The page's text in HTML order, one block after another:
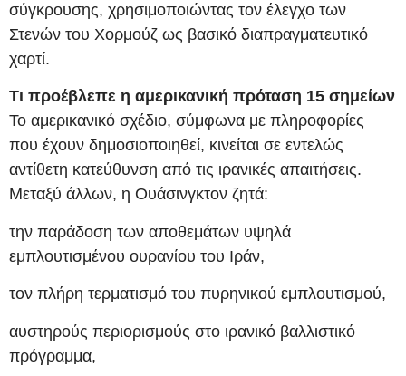
σύγκρουσης, χρησιμοποιώντας τον έλεγχο των
Στενών του Χορμούζ ως βασικό διαπραγματευτικό
χαρτί.
Τι προέβλεπε η αμερικανική πρόταση 15 σημείων
Το αμερικανικό σχέδιο, σύμφωνα με πληροφορίες
που έχουν δημοσιοποιηθεί, κινείται σε εντελώς
αντίθετη κατεύθυνση από τις ιρανικές απαιτήσεις.
Μεταξύ άλλων, η Ουάσινγκτον ζητά:
την παράδοση των αποθεμάτων υψηλά
εμπλουτισμένου ουρανίου του Ιράν,
τον πλήρη τερματισμό του πυρηνικού εμπλουτισμού,
αυστηρούς περιορισμούς στο ιρανικό βαλλιστικό
πρόγραμμα,